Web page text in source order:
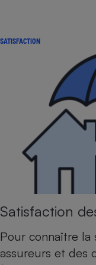
SATISFACTION
Satisfaction
Pour connaître la
assureurs et des